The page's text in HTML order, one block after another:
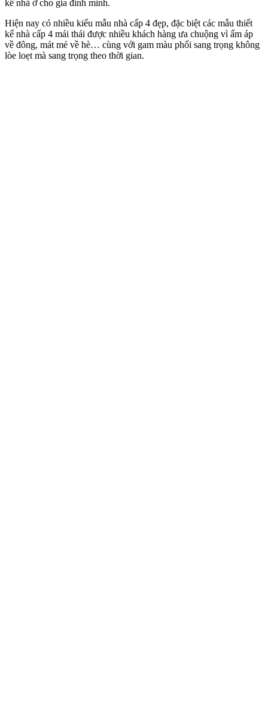
kế nhà ở cho gia đình mình.
Hiện nay có nhiều kiểu mẫu nhà cấp 4 đẹp, đặc biệt các mẫu thiết
kế nhà cấp 4 mái thái được nhiều khách hàng ưa chuộng vì ấm áp
về đông, mát mẻ về hè… cùng với gam màu phối sang trọng không
lòe loẹt mà sang trọng theo thời gian.